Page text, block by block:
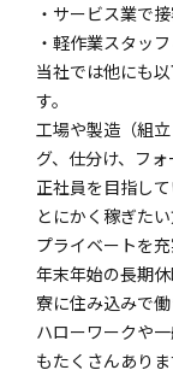
・サービス業で
・軽作業スタッ
当社では他にも
す。
工場や製造（組
グ、仕分け、フ
正社員を目指し
とにかく稼ぎた
プライベートを
年末年始の長期
寮に住み込みで
ハローワークや
もたくさんありま